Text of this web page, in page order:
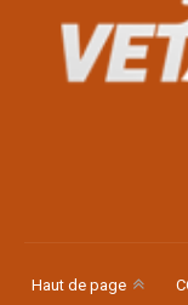
Haut de page